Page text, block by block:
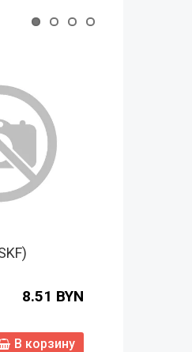
8.51 BYN
В корзину